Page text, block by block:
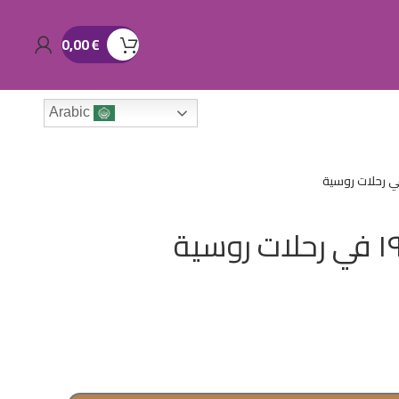
0,00€
Arabic